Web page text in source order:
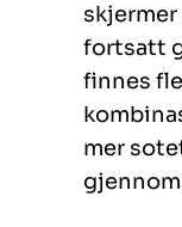
fortsatt
finnes
mer